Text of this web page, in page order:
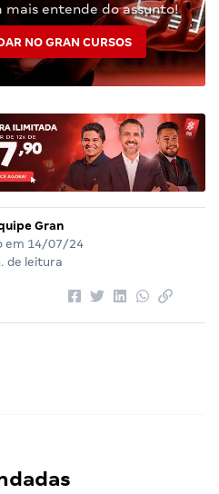
mais entende do assunto!
NO GRAN CURSOS
Gran
em 14/07/24
de leitura